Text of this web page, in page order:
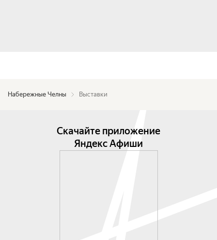
Набережные Челны Выставки
Скачайте приложение
Яндекс Афиши